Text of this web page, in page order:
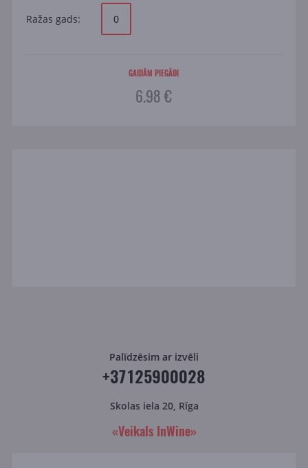
Ražas gads: 0
GAIDĀM PIEGĀDI
6.98 €
Palīdzēsim ar izvēli
+37125900028
Skolas iela 20, Rīga
«Veikals InWine»